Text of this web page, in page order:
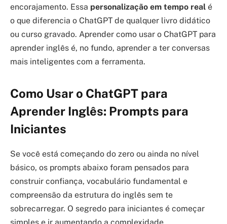
encorajamento. Essa personalização em tempo real é
o que diferencia o ChatGPT de qualquer livro didático
ou curso gravado. Aprender como usar o ChatGPT para
aprender inglês é, no fundo, aprender a ter conversas
mais inteligentes com a ferramenta.
Como Usar o ChatGPT para
Aprender Inglês: Prompts para
Iniciantes
Se você está começando do zero ou ainda no nível
básico, os prompts abaixo foram pensados para
construir confiança, vocabulário fundamental e
compreensão da estrutura do inglês sem te
sobrecarregar. O segredo para iniciantes é começar